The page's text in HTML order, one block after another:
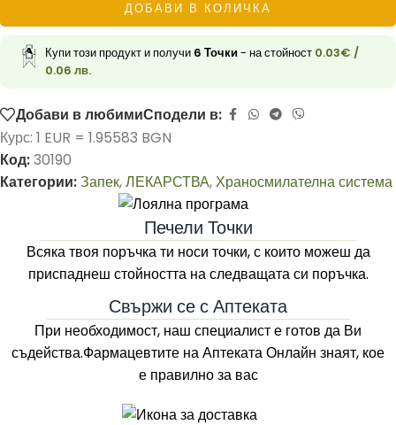
ДОБАВИ В КОЛИЧКА
Купи този продукт и получи 6 Точки- на стойност 0.03€ /
0.06 лв.
Добави в любимиСподели в:
Курс: 1 EUR = 1.95583 BGN
Код:30190
Категории:Запек,ЛЕКАРСТВА,Храносмилателна система
Печели Точки
Всяка твоя поръчка ти носи точки, с които можеш да
приспаднеш стойността на следващата си поръчка.
Свържи се с Аптеката
При необходимост, наш специалист е готов да Ви
съдейства.Фармацевтите наАптеката Онлайн знаят, кое
е правилно за вас